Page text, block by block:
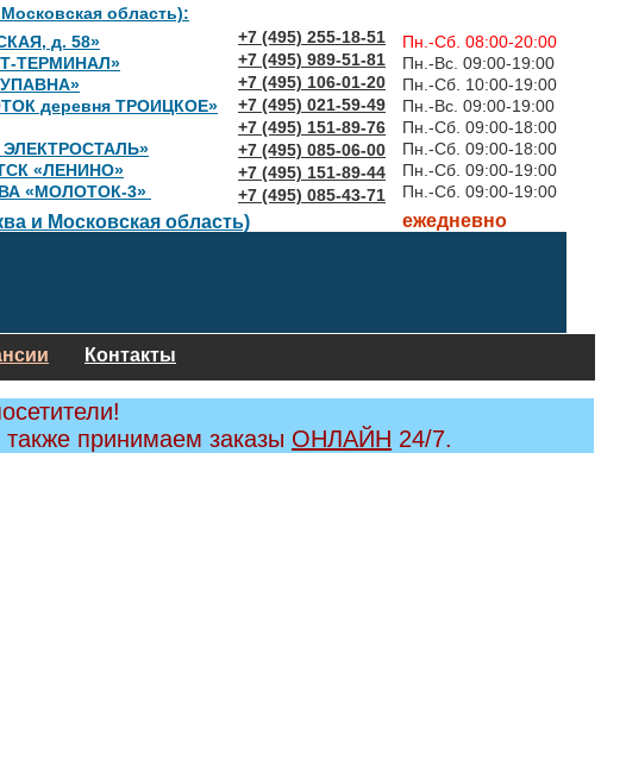
область):
д. 58»
ТЕРМИНАЛ»
деревня ТРОИЦКОЕ»
ЭЛЕКТРОСТАЛЬ»
«ЛЕНИНО»
«МОЛОТОК-3»
и Московская область)
+7 (495) 255-18-51
+7 (495) 989-51-81
+7 (495) 106-01-20
+7 (495) 021-59-49
+7 (495) 151-89-76
+7 (495) 085-06-00
+7 (495) 151-89-44
+7 (495) 085-43-71
Пн.-Сб. 08:00-20:00
Пн.-Вс. 09:00-19:00
Пн.-Сб. 10:00-19:00
Пн.-Вс. 09:00-19:00
Пн.-Сб. 09:00-18:00
Пн.-Сб. 09:00-18:00
Пн.-Сб. 09:00-19:00
Пн.-Сб. 09:00-19:00
ежедневно
Контакты
принимаем заказы ОНЛАЙН 24/7.